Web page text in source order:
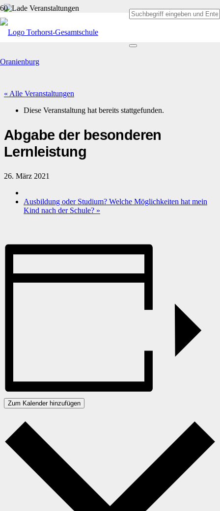
« Alle Veranstaltungen
Diese Veranstaltung hat bereits stattgefunden.
Abgabe der besonderen
Lernleistung
26. März 2021
Ausbildung oder Studium? Welche Möglichkeiten hat mein
Kind nach der Schule? »
Zum Kalender hinzufügen